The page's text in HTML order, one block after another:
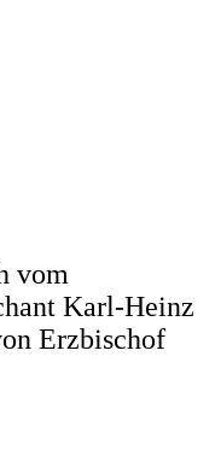
vom
Karl-Heinz
Erzbischof